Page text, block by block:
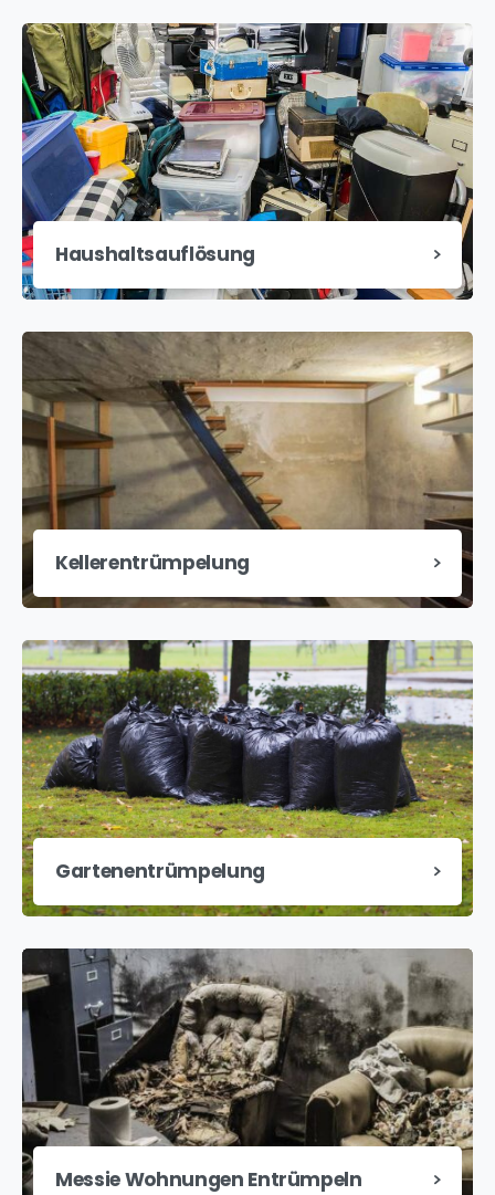
Haushaltsauflösung
Kellerentrümpelung
Gartenentrümpelung
Messie Wohnungen Entrümpeln